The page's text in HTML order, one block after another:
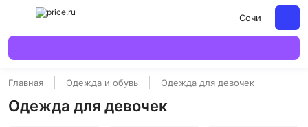
Сочи
Главная Одежда и обувь Одежда для девочек
Одежда для девочек